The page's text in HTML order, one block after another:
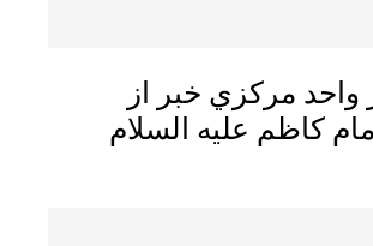
مركزي خبر از
كاظم عليه السلام